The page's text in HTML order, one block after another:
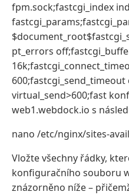
fpm.sock;fastcgi_index
pt_errors
virtual_send>600;fast
web1.webdock.io s
nano /etc/nginx/sites-
Vložte všechny řádky,
konfiguračního souboru
znázorněno níže –